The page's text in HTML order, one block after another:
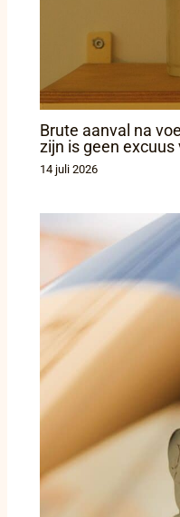
Brute aanval na
zijn is geen
14 juli 2026